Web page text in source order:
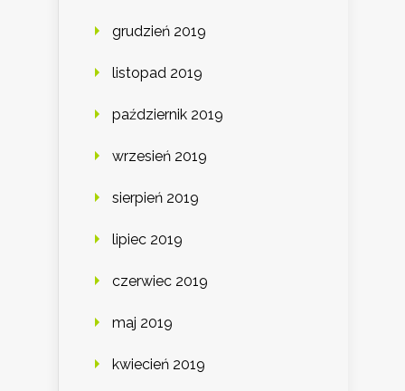
grudzień 2019
listopad 2019
październik 2019
wrzesień 2019
sierpień 2019
lipiec 2019
czerwiec 2019
maj 2019
kwiecień 2019